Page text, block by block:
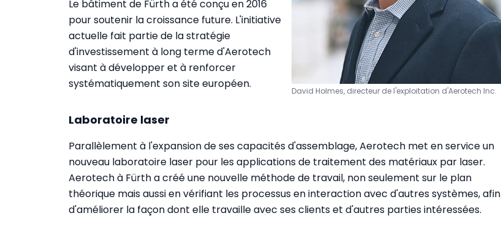
David Holmes, directeur de l'exploitation d'Aerotech Inc.
Le bâtiment de Fürth a été conçu en 2016
pour soutenir la croissance future. L'initiative
actuelle fait partie de la stratégie
d'investissement à long terme d'Aerotech
visant à développer et à renforcer
systématiquement son site européen.
Laboratoire laser
Parallèlement à l'expansion de ses capacités d'assemblage, Aerotech met en service un
nouveau laboratoire laser pour les applications de traitement des matériaux par laser.
Aerotech à Fürth a créé une nouvelle méthode de travail, non seulement sur le plan
théorique mais aussi en vérifiant les processus en interaction avec d'autres systèmes, afin
d'améliorer la façon dont elle travaille avec ses clients et d'autres parties intéressées.